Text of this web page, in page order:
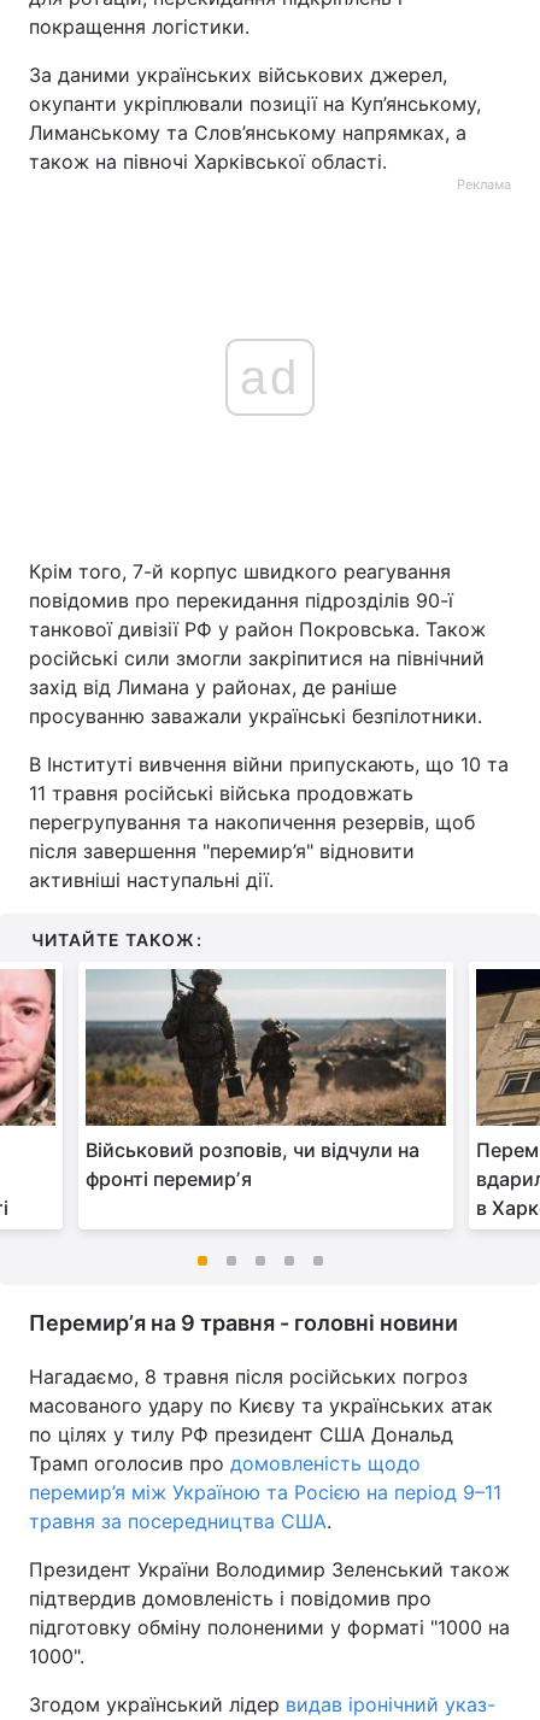
покращення логістики.
За даними українських військових джерел,
окупанти укріплювали позиції на Куп’янському,
Лиманському та Слов’янському напрямках, а
також на півночі Харківської області.
Реклама
ad
Крім того, 7-й корпус швидкого реагування
повідомив про перекидання підрозділів 90-ї
танкової дивізії РФ у район Покровська. Також
російські сили змогли закріпитися на північний
захід від Лимана у районах, де раніше
просуванню заважали українські безпілотники.
В Інституті вивчення війни припускають, що 10 та
11 травня російські війська продовжать
перегрупування та накопичення резервів, щоб
після завершення "перемир’я" відновити
активніші наступальні дії.
ЧИТАЙТЕ ТАКОЖ:
Військовий розповів, чи відчули на
фронті перемирʼя
в
Перемирʼя на 9 травня - головні новини
Нагадаємо, 8 травня після російських погроз
масованого удару по Києву та українських атак
по цілях у тилу РФ президент США Дональд
Трамп оголосив про домовленість щодо
перемир’я між Україною та Росією на період 9–11
травня за посередництва США.
Президент України Володимир Зеленський також
підтвердив домовленість і повідомив про
підготовку обміну полоненими у форматі "1000 на
1000".
Згодом український лідер видав іронічний указ-